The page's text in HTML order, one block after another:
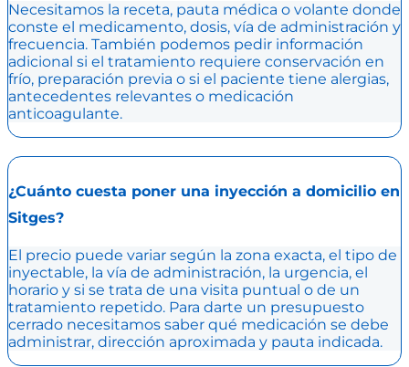
Necesitamos la receta, pauta médica o volante donde
conste el medicamento, dosis, vía de administración y
frecuencia. También podemos pedir información
adicional si el tratamiento requiere conservación en
frío, preparación previa o si el paciente tiene alergias,
antecedentes relevantes o medicación
anticoagulante.
¿Cuánto cuesta poner una inyección a domicilio en
Sitges?
El precio puede variar según la zona exacta, el tipo de
inyectable, la vía de administración, la urgencia, el
horario y si se trata de una visita puntual o de un
tratamiento repetido. Para darte un presupuesto
cerrado necesitamos saber qué medicación se debe
administrar, dirección aproximada y pauta indicada.